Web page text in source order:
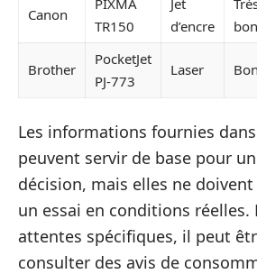
Canon
PIXMA
TR150
Jet
d’encre
Brother
PocketJet
PJ-773
Laser
Les informations fournies
peuvent servir de base pour
décision, mais elles ne
un essai en conditions réelles.
attentes spécifiques, il peut
consulter des avis de